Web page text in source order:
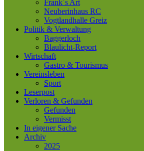
Frank´s Art
Neuberinhaus RC
Vogtlandhalle Greiz
Politik & Verwaltung
Baggerloch
Blaulicht-Report
Wirtschaft
Gastro & Tourismus
Vereinsleben
Sport
Leserpost
Verloren & Gefunden
Gefunden
Vermisst
In eigener Sache
Archiv
2025